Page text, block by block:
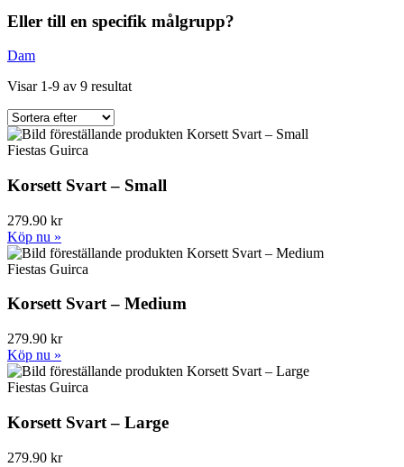
Eller till en specifik målgrupp?
Dam
Visar 1-9 av 9 resultat
Fiestas Guirca
Korsett Svart – Small
279.90 kr
Köp nu »
Fiestas Guirca
Korsett Svart – Medium
279.90 kr
Köp nu »
Fiestas Guirca
Korsett Svart – Large
279.90 kr